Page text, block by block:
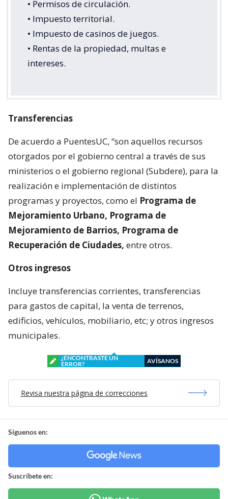
• Permisos de circulación.
• Impuesto territorial.
• Impuesto de casinos de juegos.
• Rentas de la propiedad, multas e
intereses.
Transferencias
De acuerdo a PuentesUC, “son aquellos recursos
otorgados por el gobierno central a través de sus
ministerios o el gobierno regional (Subdere), para la
realización e implementación de distintos
programas y proyectos, como el Programa de
Mejoramiento Urbano, Programa de
Mejoramiento de Barrios, Programa de
Recuperación de Ciudades, entre otros.
Otros ingresos
Incluye transferencias corrientes, transferencias
para gastos de capital, la venta de terrenos,
edificios, vehículos, mobiliario, etc; y otros ingresos
municipales.
¿ENCONTRASTE UN
ERROR?
AVÍSANOS
Revisa nuestra página de correcciones
Síguenos en:
Suscríbete en: